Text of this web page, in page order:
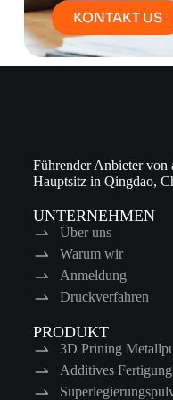
KONTAKT US
Führender Anbieter von
Hauptsitz in Qingdao,
UNTERNEHMEN
Über uns
Warum wir
Anmeldung
Druckverfahren
PRODUKT
3D Prining
Additives